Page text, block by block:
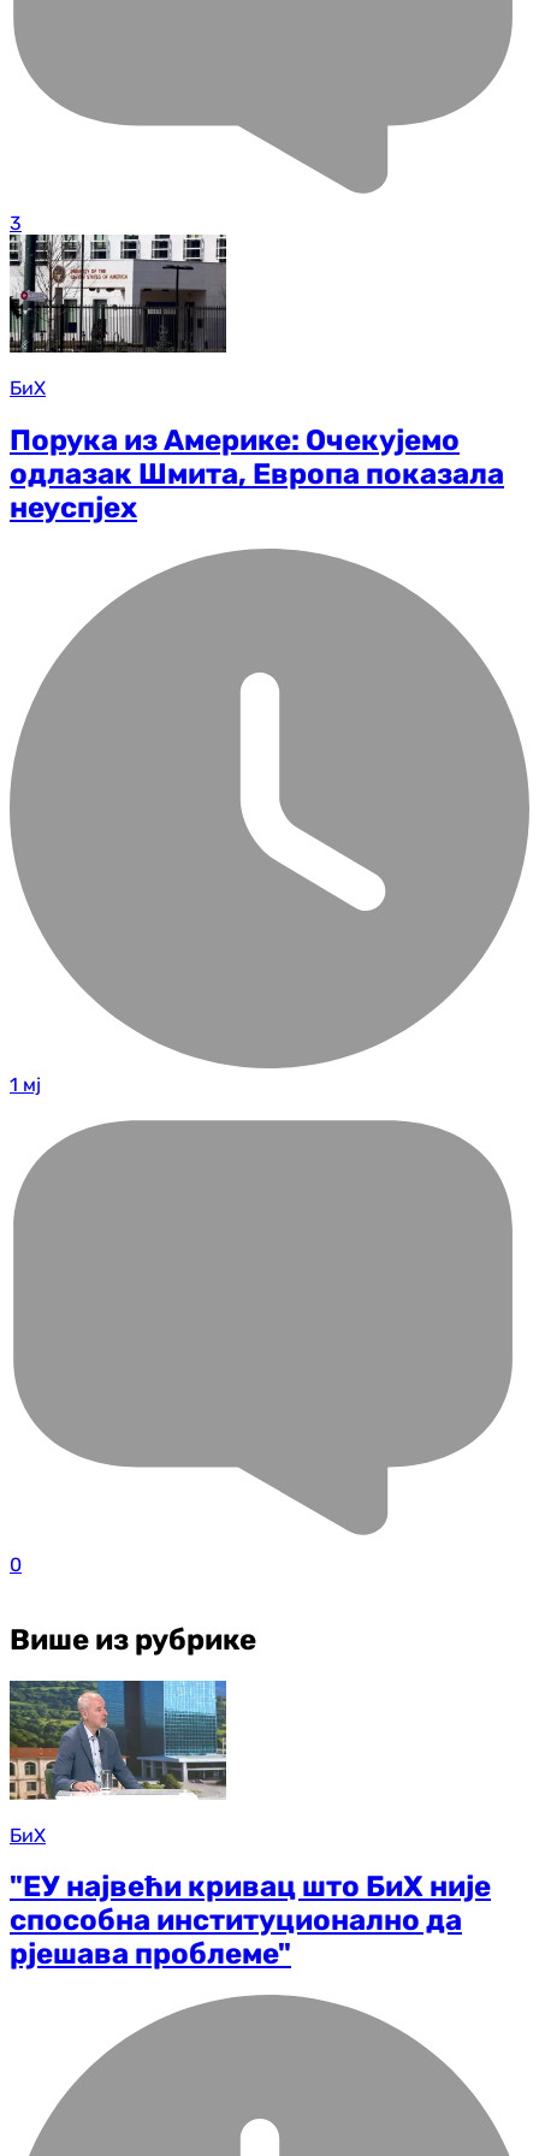
3
БиХ
Порука из Америке: Очекујемо
одлазак Шмита, Европа показала
неуспјех
1 мј
0
Више из рубрике
БиХ
"ЕУ највећи кривац што БиХ није
способна институционално да
рјешава проблеме"